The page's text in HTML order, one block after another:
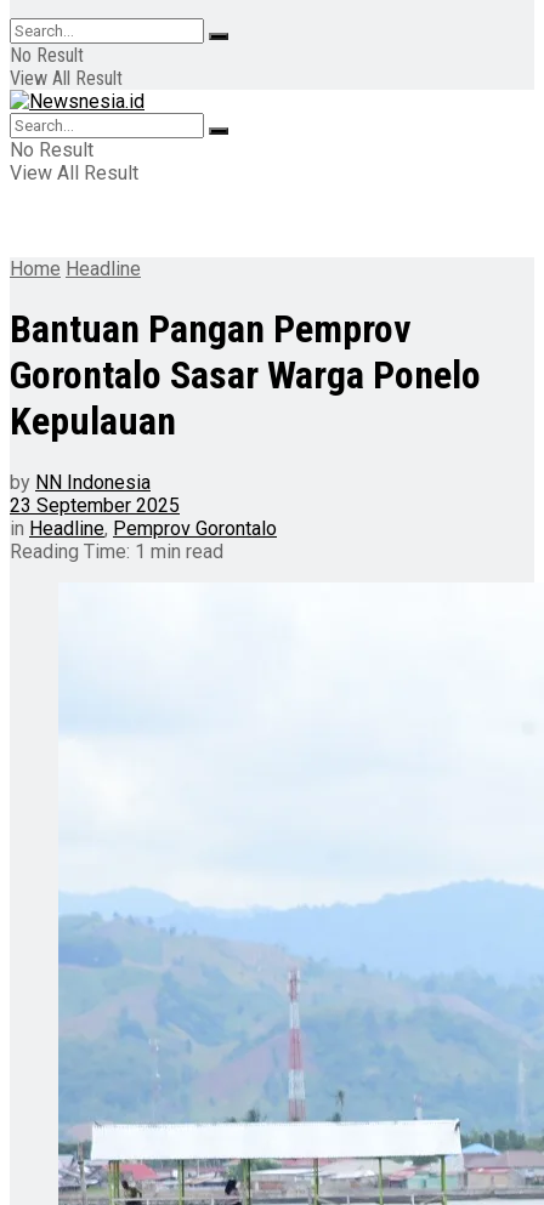
No Result
View All Result
No Result
View All Result
Home Headline
Bantuan Pangan Pemprov
Gorontalo Sasar Warga Ponelo
Kepulauan
by NN Indonesia
23 September 2025
in Headline, Pemprov Gorontalo
Reading Time: 1 min read